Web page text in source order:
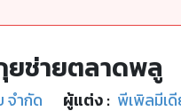
ยช่ายตลาดพลู
จำกัด ผู้แต่ง : พีเพิลมีเ